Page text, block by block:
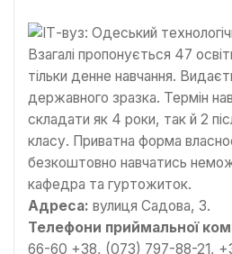
Взагалі пропонується 47
тільки денне навчання.
державного зразка. Термін
складати як 4 роки, так й 2
класу. Приватна форма
безкоштовно навчатись
кафедра та гуртожиток.
Адреса: вулиця Садова, 3.
Телефони приймальної
66-60 +38, (073) 797-88-21,